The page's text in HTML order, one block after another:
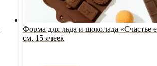
Форма для льда и шоколада «Счастье
см, 15 ячеек